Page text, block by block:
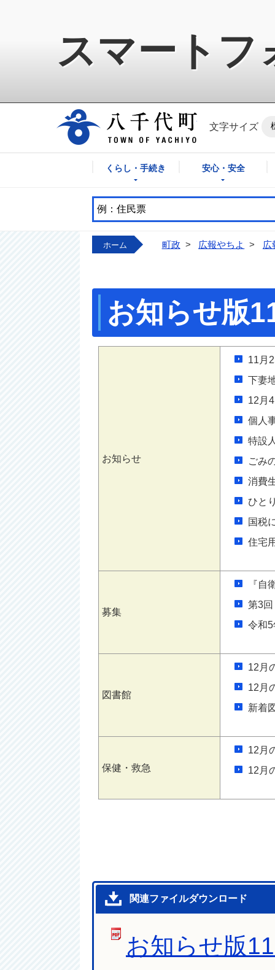
スマートフ
八千代町公式ホ
文字サイズ
くらし・手続き 安心・安全
ホーム 町政 > 広報やちよ > 広
お知らせ版
お知らせ
11月
下妻
12月
個人
特設
ごみ
消費
ひと
国税
住宅
募集
『自
第3
令和
図書館
12月
12月
新着
保健・救急
12月
12月
関連ファイルダウンロード
お知らせ版